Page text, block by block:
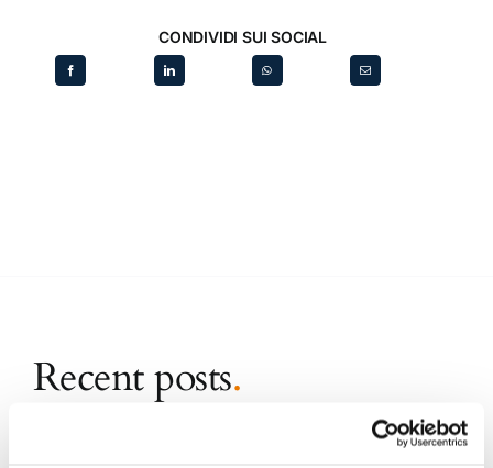
CONDIVIDI SUI SOCIAL
Recent posts.
Diritto civile, Michela Colitta, Sentenze Cassazione